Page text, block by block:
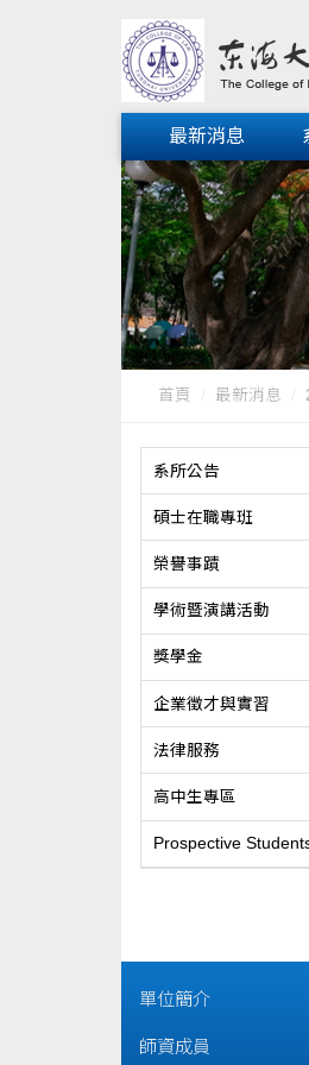
最新消息
首頁 最新消息
系所公告
碩士在職專班
榮譽事蹟
學術暨演講活動
獎學金
企業徵才與實習
法律服務
高中生專區
Prospective
單位簡介
師資成員